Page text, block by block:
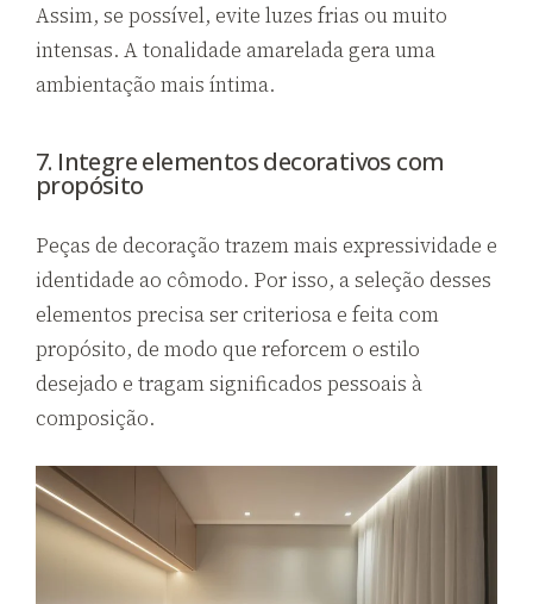
Assim, se possível, evite luzes frias ou muito
intensas. A tonalidade amarelada gera uma
ambientação mais íntima.
7. Integre elementos decorativos com
propósito
Peças de decoração trazem mais expressividade e
identidade ao cômodo. Por isso, a seleção desses
elementos precisa ser criteriosa e feita com
propósito, de modo que reforcem o estilo
desejado e tragam significados pessoais à
composição.